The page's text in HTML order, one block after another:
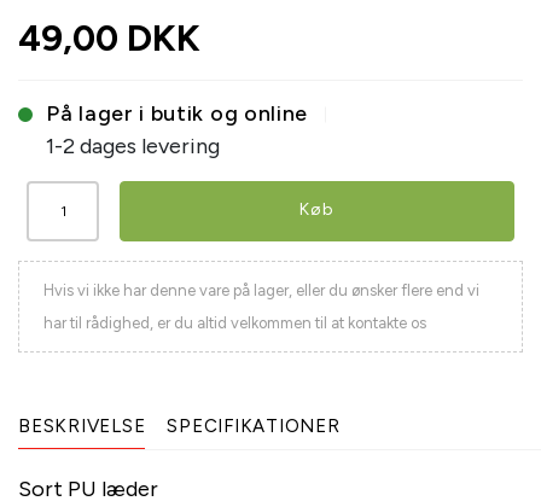
49,00 DKK
På lager i butik og online
1-2 dages levering
Køb
Hvis vi ikke har denne vare på lager, eller du ønsker flere end vi
har til rådighed, er du altid velkommen til at kontakte os
BESKRIVELSE SPECIFIKATIONER
Sort PU læder